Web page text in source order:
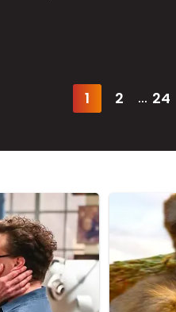
1 2 ... 24